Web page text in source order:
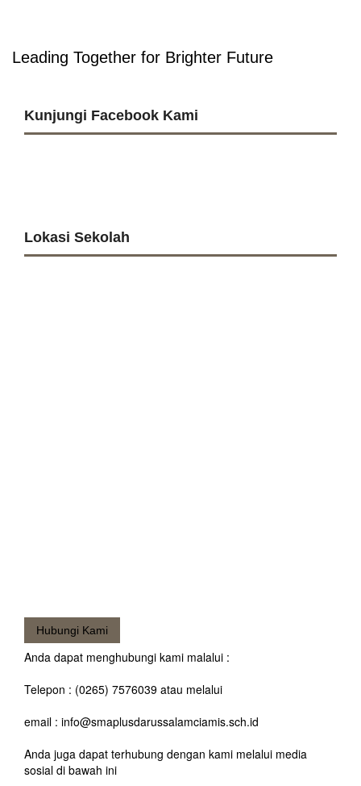
Leading Together for Brighter Future
Kunjungi Facebook Kami
Lokasi Sekolah
Hubungi Kami
Anda dapat menghubungi kami malalui :
Telepon : (0265) 7576039 atau melalui
email : info@smaplusdarussalamciamis.sch.id
Anda juga dapat terhubung dengan kami melalui media
sosial di bawah ini